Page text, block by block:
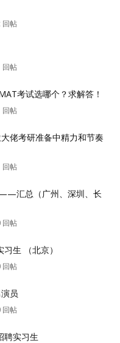
回帖
回帖
考试选哪个？求解答！
回帖
佬考研准备中精力和节奏
回帖
汇总（广州、深圳、长
回帖
生 （北京）
回帖
员
回帖
聘实习生